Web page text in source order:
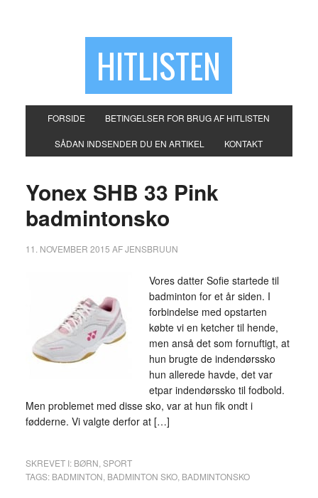
HITLISTEN
FORSIDE BETINGELSER FOR BRUG AF HITLISTEN
SÅDAN INDSENDER DU EN ARTIKEL KONTAKT
Yonex SHB 33 Pink
badmintonsko
11. NOVEMBER 2015 AFJENSBRUUN
Vores datter Sofie startede til
badminton for et år siden. I
forbindelse med opstarten
købte vi en ketcher til hende,
men anså det som fornuftigt, at
hun brugte de indendørssko
hun allerede havde, det var
etpar indendørssko til fodbold.
Men problemet med disse sko, var at hun fik ondt i
fødderne. Vi valgte derfor at […]
SKREVET I: BØRN SPORT
TAGS: BADMINTON BADMINTON SKO, BADMINTONSKO